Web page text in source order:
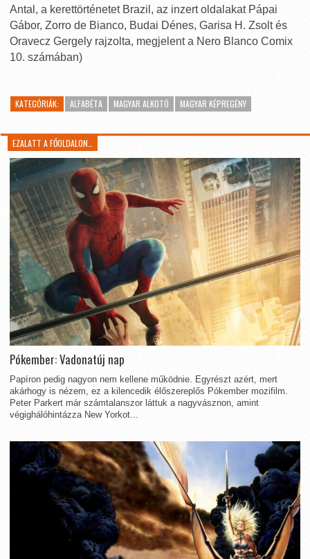
Antal, a kerettörténetet Brazil, az inzert oldalakat Pápai
Gábor, Zorro de Bianco, Budai Dénes, Garisa H. Zsolt és
Oravecz Gergely rajzolta, megjelent a Nero Blanco Comix
10. számában)
KATEGÓRIÁK: ALFABÉTA MAGYAR ALKOTÓ MAGYAR KÉPREGÉNY
EZALATT A FŐOLDALON…
Pókember: Vadonatúj nap
Papíron pedig nagyon nem kellene működnie. Egyrészt azért, mert
akárhogy is nézem, ez a kilencedik élőszereplős Pókember mozifilm.
Peter Parkert már számtalanszor láttuk a nagyvásznon, amint
végighálóhintázza New Yorkot...